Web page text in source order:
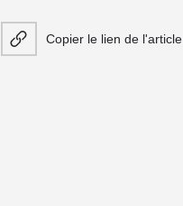
Copier le lien de l'article